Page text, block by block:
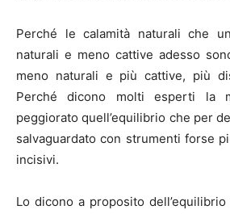
Perché le calamità naturali che
naturali e meno cattive adesso
meno naturali e più cattive, più
Perché dicono molti esperti la
peggiorato quell’equilibrio che per
salvaguardato con strumenti forse
incisivi.
Lo dicono a proposito